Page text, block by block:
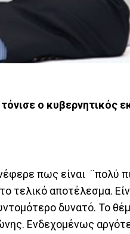
ο κυβερνητικός
πως είναι ¨πολύ
τελικό αποτέλεσμα.
δυνατό. Το
Ενδεχομένως